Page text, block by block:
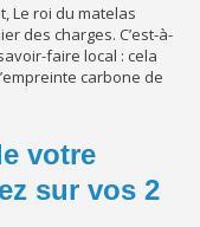
Le roi du matelas
des charges. C’est-à-
faire local : cela
carbone de
votre
sur vos 2